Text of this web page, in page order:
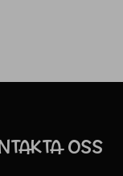
OSS